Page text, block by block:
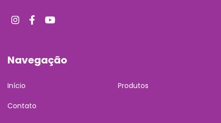
Navegação
Início Produtos
Contato